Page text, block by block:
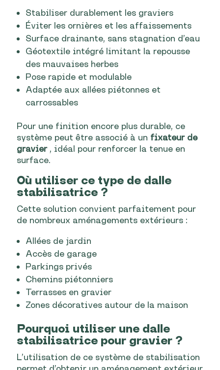
Stabiliser durablement les graviers
Éviter les ornières et les affaissements
Surface drainante, sans stagnation d’eau
Géotextile intégré limitant la repousse
des mauvaises herbes
Pose rapide et modulable
Adaptée aux allées piétonnes et
carrossables
Pour une finition encore plus durable, ce
système peut être associé à un fixateur de
gravier, idéal pour renforcer la tenue en
surface.
Où utiliser ce type de dalle
stabilisatrice ?
Cette solution convient parfaitement pour
de nombreux aménagements extérieurs :
Allées de jardin
Accès de garage
Parkings privés
Chemins piétonniers
Terrasses en gravier
Zones décoratives autour de la maison
Pourquoi utiliser une dalle
stabilisatrice pour gravier ?
L’utilisation de ce système de stabilisation